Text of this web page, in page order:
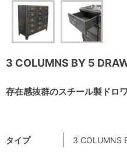
3 COLUMNS BY 5
存在感抜群のスチール製ドロ
タイプ 3 COLUMNS